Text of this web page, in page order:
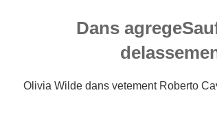
Dans
Olivia Wilde dans vetement Roberto